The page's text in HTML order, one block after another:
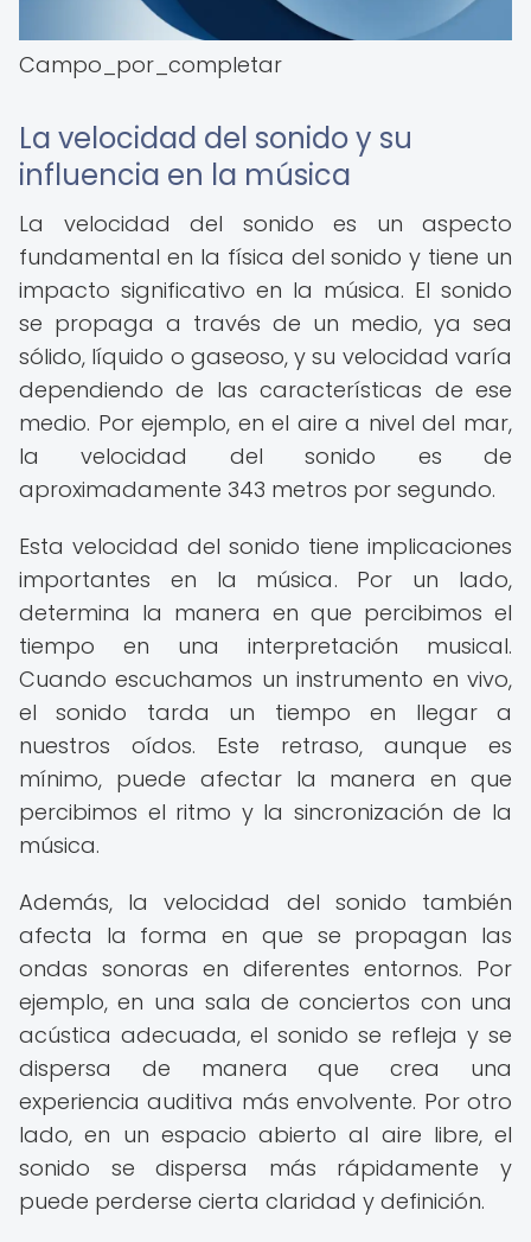
Campo_por_completar
La velocidad del sonido y su
influencia en la música
La velocidad del sonido es un aspecto
fundamental en la física del sonido y tiene un
impacto significativo en la música. El sonido
se propaga a través de un medio, ya sea
sólido, líquido o gaseoso, y su velocidad varía
dependiendo de las características de ese
medio. Por ejemplo, en el aire a nivel del mar,
la velocidad del sonido es de
aproximadamente 343 metros por segundo.
Esta velocidad del sonido tiene implicaciones
importantes en la música. Por un lado,
determina la manera en que percibimos el
tiempo en una interpretación musical.
Cuando escuchamos un instrumento en vivo,
el sonido tarda un tiempo en llegar a
nuestros oídos. Este retraso, aunque es
mínimo, puede afectar la manera en que
percibimos el ritmo y la sincronización de la
música.
Además, la velocidad del sonido también
afecta la forma en que se propagan las
ondas sonoras en diferentes entornos. Por
ejemplo, en una sala de conciertos con una
acústica adecuada, el sonido se refleja y se
dispersa de manera que crea una
experiencia auditiva más envolvente. Por otro
lado, en un espacio abierto al aire libre, el
sonido se dispersa más rápidamente y
puede perderse cierta claridad y definición.